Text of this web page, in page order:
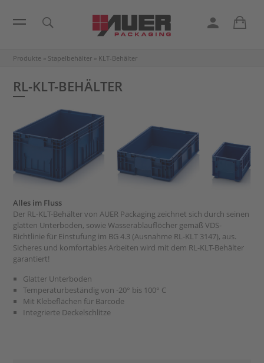
Produkte » Stapelbehälter » KLT-Behälter
RL-KLT-BEHÄLTER
Alles im Fluss
Der RL-KLT-Behälter von AUER Packaging zeichnet sich durch seinen
glatten Unterboden, sowie Wasserablauflöcher gemäß VDS-
Richtlinie für Einstufung im BG 4.3 (Ausnahme RL-KLT 3147), aus.
Sicheres und komfortables Arbeiten wird mit dem RL-KLT-Behälter
garantiert!
Glatter Unterboden
Temperaturbeständig von -20° bis 100° C
Mit Klebeflächen für Barcode
Integrierte Deckelschlitze